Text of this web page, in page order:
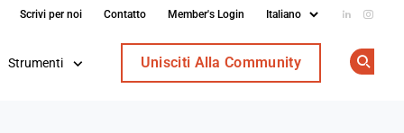
Scrivi per noi Contatto Member's Login Add us
Strumenti Unisciti Alla Community